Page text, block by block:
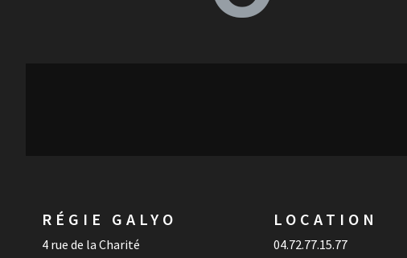
RÉGIE GALYO LOCATION
4 rue de la Charité
04.72.77.15.77